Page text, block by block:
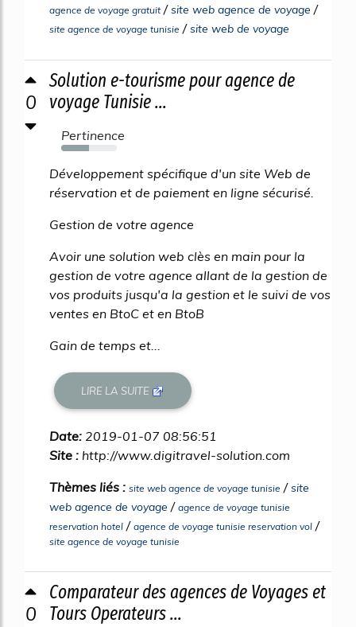
agence de voyage gratuit/site web agence de voyage /
site agence de voyage tunisie /site web de voyage
0
Solution e-tourisme pour agence de
voyage Tunisie ...
Pertinence
50%
Développement spécifique d'un site Web de
réservation et de paiement en ligne sécurisé.
Gestion de votre agence
Avoir une solution web clès en main pour la
gestion de votre agence allant de la gestion de
vos produits jusqu'a la gestion et le suivi de vos
ventes en BtoC et en BtoB
Gain de temps et...
LIRE LA SUITE
Date: 2019-01-07 08:56:51
Site : http://www.digitravel-solution.com
Thèmes liés : site web agence de voyage tunisie /site
web agence de voyage / agence de voyage tunisie
reservation hotel / agence de voyage tunisie reservation vol /
site agence de voyage tunisie
0
Comparateur des agences de Voyages et
Tours Operateurs ...